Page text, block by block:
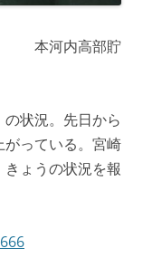
） 本河内高部貯
状況。先日から
っている。宮崎
ょうの状況を報